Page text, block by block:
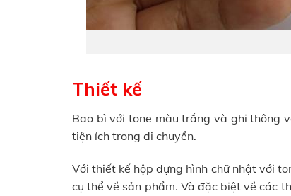
Thiết kế
Bao bì với tone màu trắng và ghi thông
tiện ích trong di chuyển.
Với thiết kế hộp đựng hình chữ nhật với
cụ thể về sản phẩm. Và đặc biệt về các